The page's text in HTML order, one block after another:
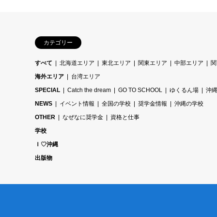
カテゴリー
すべて 北海道エリア 東北エリア 関東エリア 中部エリア
海外エリア
台湾エリア
SPECIAL
Catch the dream GO TO SCHOOL ゆくるん場
沖
NEWS
イベント情報 全国の学校 奨学金情報
沖縄の学校
OTHER
なぜなに奨学金
資格と仕事
学校
Ｉ♡沖縄
出版物